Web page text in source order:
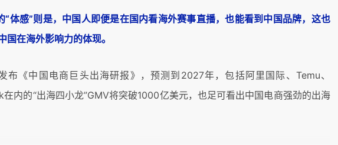
“体感”则是，中国人即便是在国内看海外赛事直播，也能看到中国品牌，这也
国在海外影响力的体现。
布《中国电商巨头出海研报》，预测到2027年，包括阿里国际、Temu、
在内的“出海四小龙”GMV将突破1000亿美元，也足可看出中国电商强劲的出海